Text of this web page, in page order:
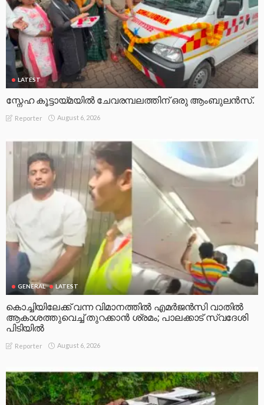
LATEST
സ്നേഹ കൂട്ടായ്മയിൽ ചേവരമ്പലത്തിന് ഒരു ആംബുലൻസ്.
Reporter August 6, 2026
GENERAL LATEST
കൊച്ചിയിലേക്ക് വന്ന വിമാനത്തിൽ എമർജൻസി വാതിൽ
ആകാശത്തുവെച്ച് തുറക്കാൻ ശ്രമം; പാലക്കാട് സ്വദേശി
പിടിയിൽ
Reporter August 6, 2026